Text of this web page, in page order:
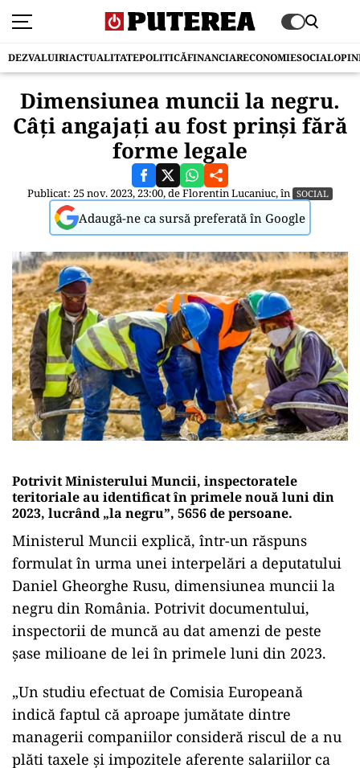
DEZVALUIRIACTUALITATEPOLITICĂFINANCIARECONOMIESOCIAL
Dimensiunea muncii la negru.
Câți angajați au fost prinși fără
forme legale
Publicat: 25 nov. 2023, 23:00, deFlorentin Lucaniuc, în SOCIAL
Adaugă-ne ca sursă preferată în Google
Potrivit Ministerului Muncii, inspectoratele
teritoriale au identificat în primele nouă luni din
2023, lucrând „la negru”, 5656 de persoane.
Ministerul Muncii explică, într-un răspuns
formulat în urma unei interpelări a deputatului
Daniel Gheorghe Rusu, dimensiunea muncii la
negru din România. Potrivit documentului,
inspectorii de muncă au dat amenzi de peste
șase milioane de lei în primele luni din 2023.
„Un studiu efectuat de Comisia Europeană
indică faptul că aproape jumătate dintre
managerii companiilor consideră riscul de a nu
plăti taxele şi impozitele aferente salariilor ca